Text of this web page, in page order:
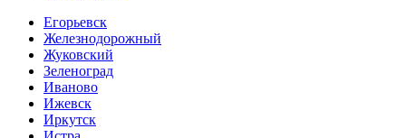
Егорьевск
Железнодорожный
Жуковский
Зеленоград
Иваново
Ижевск
Иркутск